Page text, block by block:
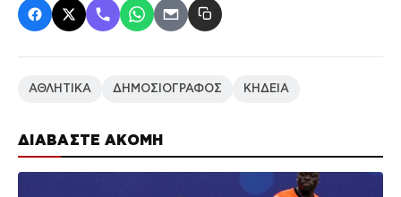
ΔΙΑΒΑΣΤΕ ΑΚΟΜΗ
ΑΘΛΗΤΙΚΑ ΔΗΜΟΣΙΟΓΡΑΦΟΣ ΚΗΔΕΙΑ